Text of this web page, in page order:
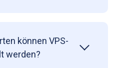
können VPS-
werden?